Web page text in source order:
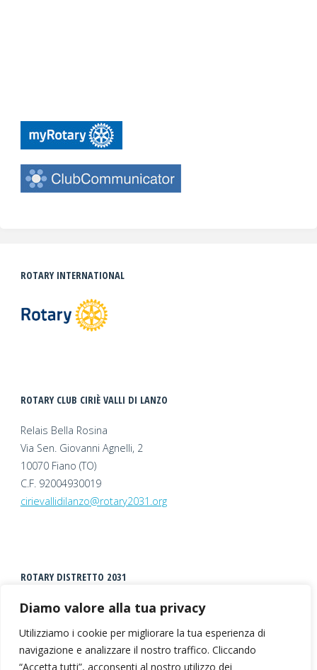
Diamo valore alla tua privacy
Utilizziamo i cookie per migliorare la tua esperienza di
navigazione e analizzare il nostro traffico. Cliccando
“Accetta tutti”, acconsenti al nostro utilizzo dei
ROTARY INTERNATIONAL
ROTARY CLUB CIRIÈ VALLI DI LANZO
Relais Bella Rosina
Via Sen. Giovanni Agnelli, 2
10070 Fiano (TO)
C.F. 92004930019
cirievallidilanzo@rotary2031.org
ROTARY DISTRETTO 2031